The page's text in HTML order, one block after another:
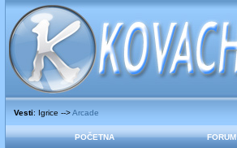
Vesti: Igrice -->Arcade
POČETNA FORUM